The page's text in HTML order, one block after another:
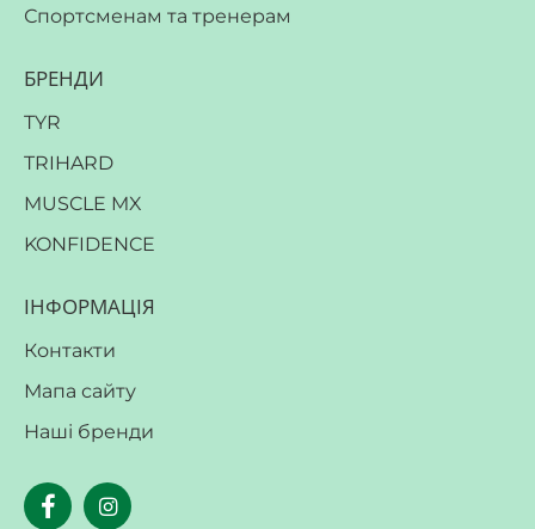
Спортсменам та тренерам
БРЕНДИ
TYR
TRIHARD
MUSCLE MX
KONFIDENCE
ІНФОРМАЦІЯ
Контакти
Мапа сайту
Наші бренди